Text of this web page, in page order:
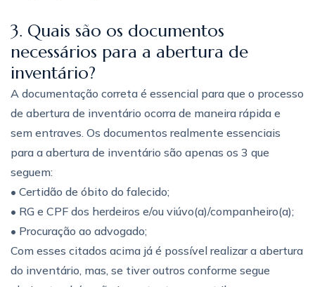
3. Quais são os documentos
necessários para a abertura de
inventário?
A documentação correta é essencial para que o processo
de abertura de inventário ocorra de maneira rápida e
sem entraves. Os documentos realmente essenciais
para a abertura de inventário são apenas os 3 que
seguem:
• Certidão de óbito do falecido;
• RG e CPF dos herdeiros e/ou viúvo(a)/companheiro(a);
• Procuração ao advogado;
Com esses citados acima já é possível realizar a abertura
do inventário, mas, se tiver outros conforme segue